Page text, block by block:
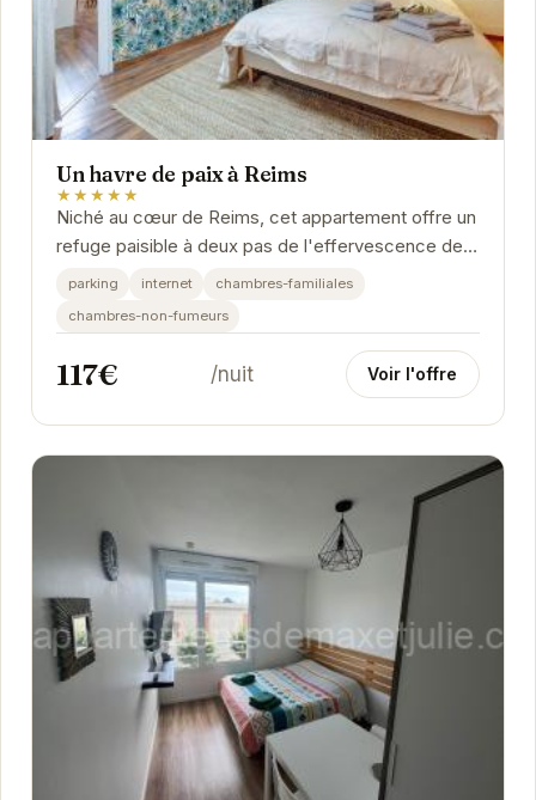
Un havre de paix à Reims
★★★★★
Niché au cœur de Reims, cet appartement offre un
refuge paisible à deux pas de l'effervescence de
la ville. Son emplacement privilégié permet...
parking internet
chambres-familiales
chambres-non-fumeurs
117€ /nuit Voir l'offre